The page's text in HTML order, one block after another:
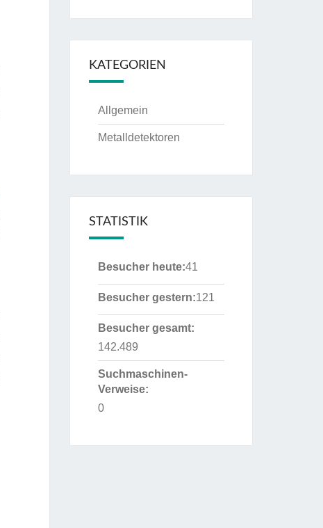
KATEGORIEN
Allgemein
Metalldetektoren
STATISTIK
Besucher heute:41
Besucher gestern:121
Besucher gesamt:
142.489
Suchmaschinen-
Verweise:
0